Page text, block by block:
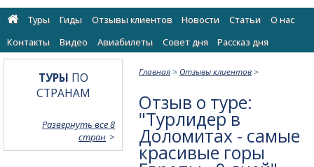
Туры Гиды Отзывы клиентов Новости Статьи
О нас
Контакты
Видео Авиабилеты Cовет дня Рассказ дня
Главная > Отзывы клиентов >
Отзыв о туре:
"Турлидер в
Доломитах - самые
красивые горы
ТУРЫ ПО
СТРАНАМ
Развернуть все 8
стран